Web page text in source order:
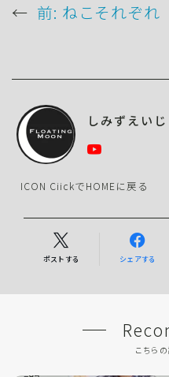
← 前: ねこそれぞれ
しみずえいじ
ICON CiickでHOMEに戻る
ポストする シェアする
こちら